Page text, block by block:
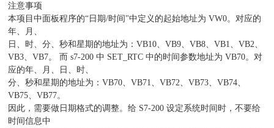
注意事项
本项目中面板程序的“日期/时间"中定义的起始地址为 VW0。对应的
年、月、
日、时、分、秒和星期的地址为：VB10、VB9、VB8、VB1、VB2、
VB3、VB7。 而 s7-200 中 SET_RTC 中的时间参数地址为 VB70。对
应的年、月、日、时、
分、秒和星期的地址为：VB70、VB71、VB72、VB73、VB74、
VB75、VB77。
因此，需要做日期格式的调整。给 S7-200 设定系统时间时，不要给
时间信息中